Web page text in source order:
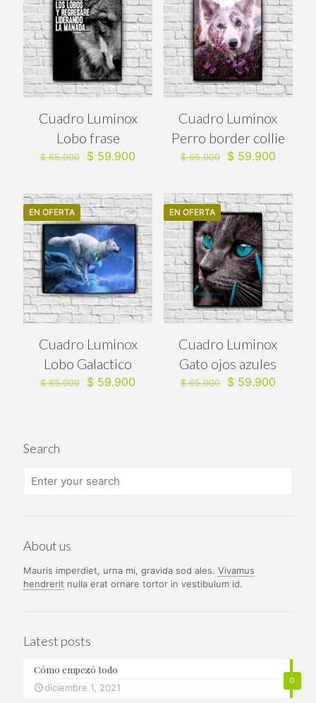
Cuadro Luminox
Lobo frase
$65.000
El
era:
$ 65.000.
$ 59.900
es:
$ 59.900.
Cuadro Luminox
Perro border collie
$65.000
El
era:
$ 65.000.
$59.900El
es:
$
EN OFERTA
Cuadro Luminox
Lobo Galactico
$65.000
El
$ 59.900
EN OFERTA
Cuadro Luminox
Gato ojos azules
$65.000
El
$59.900El
Search
About us
Mauris imperdiet, urna mi, gravida sod ales. Vivamus
hendrerit nulla erat ornare tortor in vestibulum id.
Latest posts
0
Cómo empezó todo
diciembre 1, 2021